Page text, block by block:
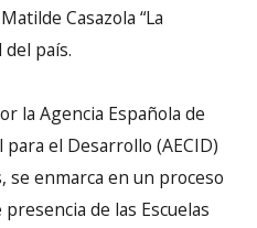
Casazola “La
país.
la Agencia Española de
el Desarrollo (AECID)
enmarca en un proceso
de las Escuelas